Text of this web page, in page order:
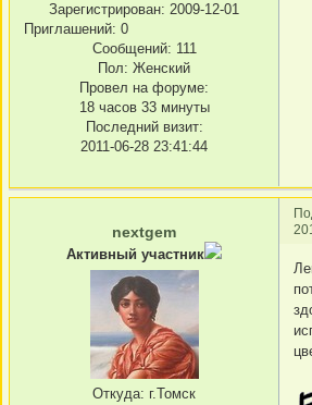
Зарегистрирован: 2009-12-01
Приглашений: 0
Сообщений: 111
Пол: Женский
Провел на форуме:
18 часов 33 минуты
Последний визит:
2011-06-28 23:41:44
nextgem
Активный участник
Откуда: г.Томск